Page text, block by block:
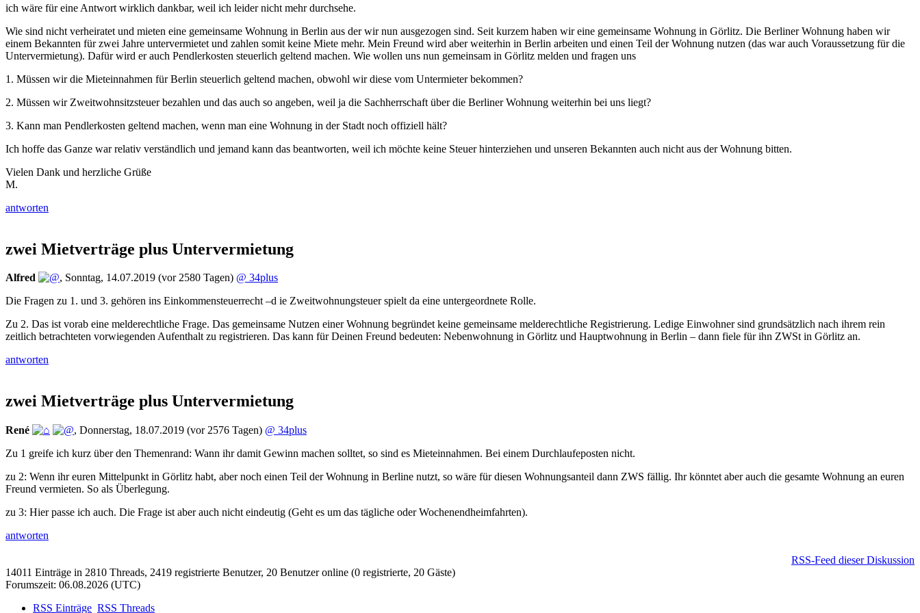
ich wäre für eine Antwort wirklich dankbar, weil ich leider nicht mehr durchsehe.
Wie sind nicht verheiratet und mieten eine gemeinsame Wohnung in Berlin aus der wir nun ausgezogen sind. Seit kurzem haben wir eine gemeinsame Wohnung in Görlitz. Die Berliner Wohnung haben wir
einem Bekannten für zwei Jahre untervermietet und zahlen somit keine Miete mehr. Mein Freund wird aber weiterhin in Berlin arbeiten und einen Teil der Wohnung nutzen (das war auch Voraussetzung für die
Untervermietung). Dafür wird er auch Pendlerkosten steuerlich geltend machen. Wie wollen uns nun gemeinsam in Görlitz melden und fragen uns
1. Müssen wir die Mieteinnahmen für Berlin steuerlich geltend machen, obwohl wir diese vom Untermieter bekommen?
2. Müssen wir Zweitwohnsitzsteuer bezahlen und das auch so angeben, weil ja die Sachherrschaft über die Berliner Wohnung weiterhin bei uns liegt?
3. Kann man Pendlerkosten geltend machen, wenn man eine Wohnung in der Stadt noch offiziell hält?
Ich hoffe das Ganze war relativ verständlich und jemand kann das beantworten, weil ich möchte keine Steuer hinterziehen und unseren Bekannten auch nicht aus der Wohnung bitten.
Vielen Dank und herzliche Grüße
M.
antworten
zwei Mietverträge plus Untervermietung
Alfred , Sonntag, 14.07.2019 (vor 2580 Tagen) @ 34plus
Die Fragen zu 1. und 3. gehören ins Einkommensteuerrecht –d ie Zweitwohnungsteuer spielt da eine untergeordnete Rolle.
Zu 2. Das ist vorab eine melderechtliche Frage. Das gemeinsame Nutzen einer Wohnung begründet keine gemeinsame melderechtliche Registrierung. Ledige Einwohner sind grundsätzlich nach ihrem rein
zeitlich betrachteten vorwiegenden Aufenthalt zu registrieren. Das kann für Deinen Freund bedeuten: Nebenwohnung in Görlitz und Hauptwohnung in Berlin – dann fiele für ihn ZWSt in Görlitz an.
antworten
zwei Mietverträge plus Untervermietung
René , Donnerstag, 18.07.2019 (vor 2576 Tagen) @ 34plus
Zu 1 greife ich kurz über den Themenrand: Wann ihr damit Gewinn machen solltet, so sind es Mieteinnahmen. Bei einem Durchlaufeposten nicht.
zu 2: Wenn ihr euren Mittelpunkt in Görlitz habt, aber noch einen Teil der Wohnung in Berline nutzt, so wäre für diesen Wohnungsanteil dann ZWS fällig. Ihr könntet aber auch die gesamte Wohnung an euren
Freund vermieten. So als Überlegung.
zu 3: Hier passe ich auch. Die Frage ist aber auch nicht eindeutig (Geht es um das tägliche oder Wochenendheimfahrten).
antworten
RSS-Feed dieser Diskussion
14011 Einträge in 2810 Threads, 2419 registrierte Benutzer, 20 Benutzer online (0 registrierte, 20 Gäste)
Forumszeit: 06.08.2026 (UTC)
RSS Einträge RSS Threads